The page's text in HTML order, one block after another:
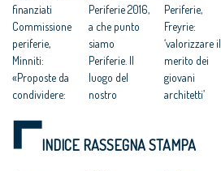
finanziati
Commissione
periferie,
Minniti:
«Proposte da
condividere:
integrate per le
città»
Periferie 2016,
a che punto
siamo
Periferie. Il
luogo del
nostro
periferie ci
Periferie,
Freyrie:
‘valorizzare il
merito dei
giovani
architetti’
“valorizzare il
INDICE RASSEGNA STAMPA